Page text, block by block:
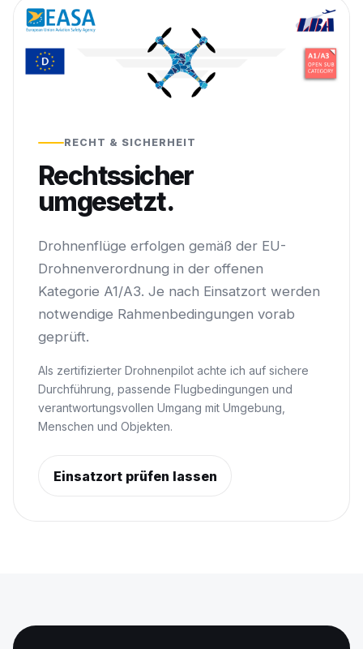
RECHT & SICHERHEIT
Rechtssicher
umgesetzt.
Drohnenflüge erfolgen gemäß der EU-
Drohnenverordnung in der offenen
Kategorie A1/A3. Je nach Einsatzort werden
notwendige Rahmenbedingungen vorab
geprüft.
Als zertifizierter Drohnenpilot achte ich auf sichere
Durchführung, passende Flugbedingungen und
verantwortungsvollen Umgang mit Umgebung,
Menschen und Objekten.
Einsatzort prüfen lassen